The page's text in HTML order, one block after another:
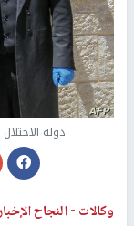
دولة الاحتلال تسجّل 8185 إصابة
وكالات -النجاح